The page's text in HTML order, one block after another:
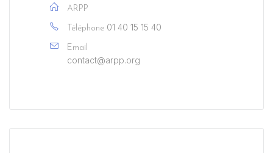
ARPP
Téléphone 01 40 15 15 40
Email
contact@arpp.org